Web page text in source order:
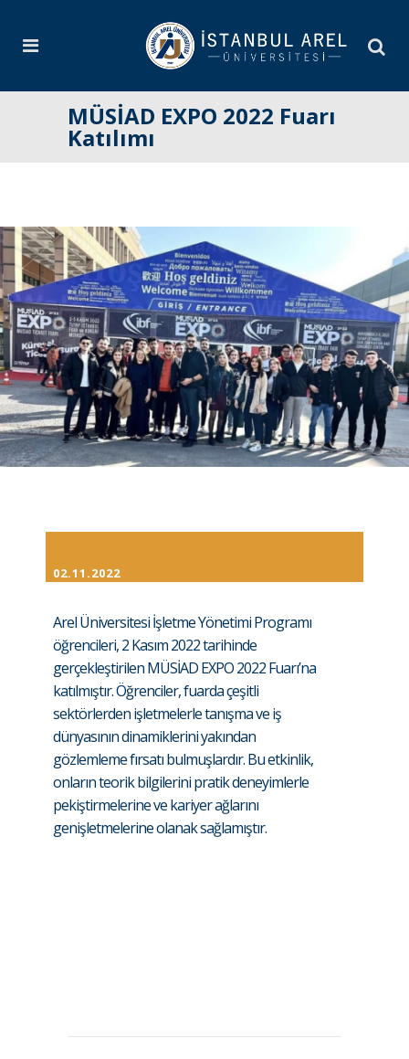
MÜSİAD EXPO 2022 Fuarı
Katılımı
02.11.2022
Arel Üniversitesi İşletme Yönetimi Programı
öğrencileri, 2 Kasım 2022 tarihinde
gerçekleştirilen MÜSİAD EXPO 2022 Fuarı’na
katılmıştır. Öğrenciler, fuarda çeşitli
sektörlerden işletmelerle tanışma ve iş
dünyasının dinamiklerini yakından
gözlemleme fırsatı bulmuşlardır. Bu etkinlik,
onların teorik bilgilerini pratik deneyimlerle
pekiştirmelerine ve kariyer ağlarını
genişletmelerine olanak sağlamıştır.